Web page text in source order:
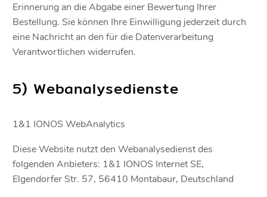
Erinnerung an die Abgabe einer Bewertung Ihrer
Bestellung. Sie können Ihre Einwilligung jederzeit durch
eine Nachricht an den für die Datenverarbeitung
Verantwortlichen widerrufen.
5) Webanalysedienste
1&1 IONOS WebAnalytics
Diese Website nutzt den Webanalysedienst des
folgenden Anbieters: 1&1 IONOS Internet SE,
Elgendorfer Str. 57, 56410 Montabaur, Deutschland